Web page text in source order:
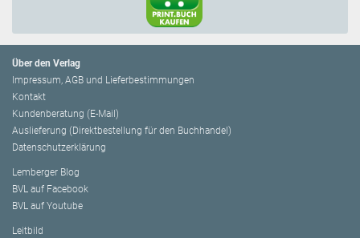
Über den Verlag
Impressum, AGB und Lieferbestimmungen
Kontakt
Kundenberatung (E-Mail)
Auslieferung (Direktbestellung für den Buchhandel)
Datenschutzerklärung
Lemberger Blog
BVL auf Facebook
BVL auf Youtube
Leitbild